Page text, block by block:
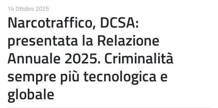
14 Ottobre 2025
Narcotraffico, DCSA:
presentata la Relazione
Annuale 2025. Criminalità
sempre più tecnologica e
globale